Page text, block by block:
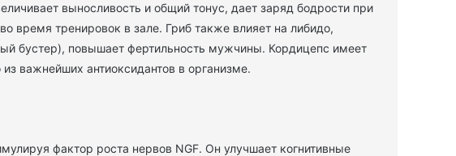
выносливость и общий тонус, дает заряд бодрости при
время тренировок в зале. Гриб также влияет на либидо,
бустер), повышает фертильность мужчины. Кордицепс имеет
важнейших антиоксидантов в организме.
фактор роста нервов NGF. Он улучшает когнитивные